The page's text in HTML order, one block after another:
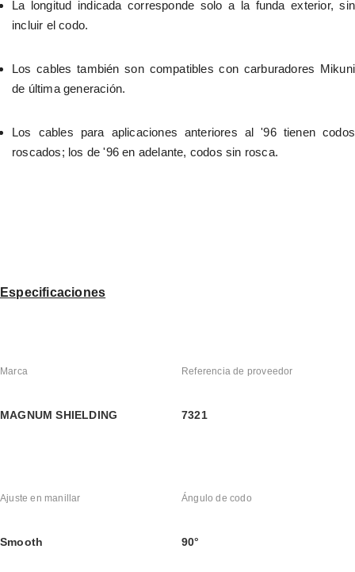
La longitud indicada corresponde solo a la funda exterior, sin
incluir el codo.
Los cables también son compatibles con carburadores Mikuni
de última generación.
Los cables para aplicaciones anteriores al '96 tienen codos
roscados; los de '96 en adelante, codos sin rosca.
Especificaciones
Marca
MAGNUM SHIELDING
Referencia de proveedor
7321
Ajuste en manillar
Smooth
Ángulo de codo
90°